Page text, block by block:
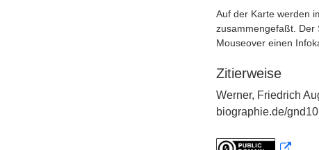
Auf der Karte werden
zusammengefaßt. Der
Mouseover einen
Zitierweise
Werner, Friedrich
biographie.de/